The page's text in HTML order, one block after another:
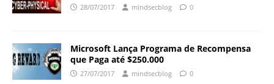
28/07/2017 mindsecblog 0
Microsoft Lança Programa de Recompensa
que Paga até $250.000
27/07/2017 mindsecblog 0